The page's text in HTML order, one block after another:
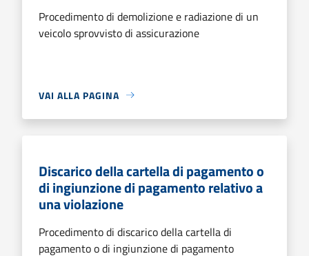
Procedimento di demolizione e radiazione di un
veicolo sprovvisto di assicurazione
VAI ALLA PAGINA
Discarico della cartella di pagamento o
di ingiunzione di pagamento relativo a
una violazione
Procedimento di discarico della cartella di
pagamento o di ingiunzione di pagamento